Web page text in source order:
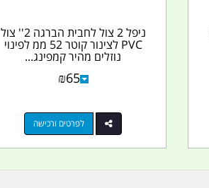
ניפל 2 צול לחבית הברגה 2'' צול
PVC לצינור קוטר 52 ממ לפינוי
נוזלים מהיר קמפינג...
₪65
לפרטים ורכישה